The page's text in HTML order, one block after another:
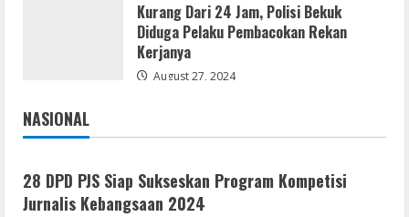
Img
Office 365 Professional Plus ISO File
Multilanguage
Kurang Dari 24 Jam, Polisi Bekuk
Diduga Pelaku Pembacokan Rekan
Kerjanya
August 27, 2024
NASIONAL
Jakarta
28 DPD PJS Siap Sukseskan Program Kompetisi
Jurnalis Kebangsaan 2024